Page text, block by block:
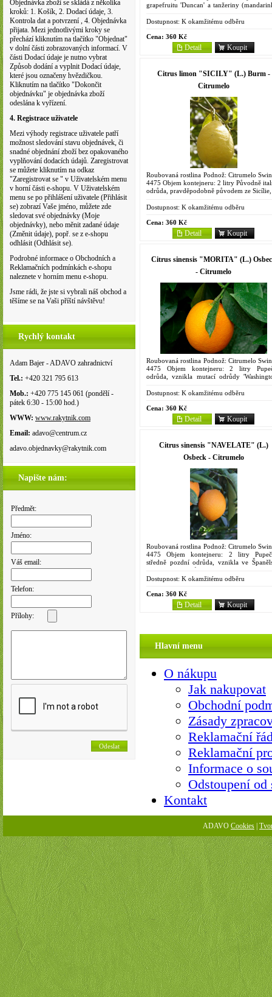
Objednávka zboží se skládá z několika
kroků: 1. Košík, 2. Dodací údaje, 3.
Kontrola dat a potvrzení , 4. Objednávka
přijata. Mezi jednotlivými kroky se
přechází kliknutím na tlačítko "Objednat"
v dolní části zobrazovaných informací. V
části Dodací údaje je nutno vybrat
Způsob dodání a vyplnit Dodací údaje,
které jsou označeny hvězdičkou.
Kliknutím na tlačítko "Dokončit
objednávku" je objednávka zboží
odeslána k vyřízení.
4. Registrace uživatele
Mezi výhody registrace uživatele patří
možnost sledování stavu objednávek, či
snadné objednání zboží bez opakovaného
vyplňování dodacích údajů. Zaregistrovat
se můžete kliknutím na odkaz
"Zaregistrovat se " v Uživatelském menu
v horní části e-shopu. V Uživatelském
menu se po přihlášení uživatele (Přihlásit
se) zobrazí Vaše jméno, můžete zde
sledovat své objednávky (Moje
objednávky), nebo měnit zadané údaje
(Změnit údaje), popř. se z e-shopu
odhlásit (Odhlásit se).
Podrobné informace o Obchodních a
Reklamačních podmínkách e-shopu
naleznete v horním menu e-shopu.
Jsme rádi, že jste si vybrali náš obchod a
těšíme se na Vaši příští návštěvu!
Rychlý kontakt
Adam Bajer - ADAVO zahradnictví
Tel.: +420 321 795 613
Mob.: +420 775 145 061 (pondělí -
pátek 6:30 - 15:00 hod.)
WWW: www.rakytnik.com
Email: adavo@centrum.cz
adavo.objednavky@rakytnik.com
Napište nám:
Předmět:
Jméno:
Váš email:
Telefon:
Přílohy:
grapefruitu 'Duncan' a tanžeriny
T. Swingle,...
Dostupnost: K okamžitému odběru
Cena: 360 Kč
Koupit
Detail
Citrus limon "SICILY" (L.) Burm -
Citrumelo
Roubovaná rostlina Podnož: Citrumelo
4475 Objem kontejneru: 2 litry Původně
odrůda, pravděpodobně původem ze
pak její stopy...
Dostupnost: K okamžitému odběru
Cena: 360 Kč
Koupit
Detail
Citrus sinensis "MORITA" (L.)
- Citrumelo
Roubovaná rostlina Podnož: Citrumelo
4475 Objem kontejneru: 2 litry
odrůda, vznikla mutací odrůdy
jako 'Skaggs bonanza',...
Dostupnost: K okamžitému odběru
Cena: 360 Kč
Koupit
Detail
Citrus sinensis "NAVELATE" (L.)
Osbeck - Citrumelo
Roubovaná rostlina Podnož: Citrumelo
4475 Objem kontejneru: 2 litry
středně pozdní odrůda, vznikla ve
jako mutace odrůdy 'Washington' v
Cala u Viñarozu v...
Dostupnost: K okamžitému odběru
Cena: 360 Kč
Koupit
Detail
Hlavní menu
O nákupu
Jak nakupovat
Obchodní
Zásady
Reklamační
Reklamační
Informace o
Odstoupení
Kontakt
ADAVO Cookies |